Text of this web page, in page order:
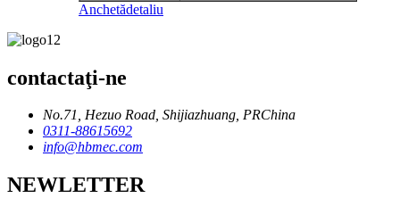
Anchetădetaliu
contactaţi-ne
No.71, Hezuo Road, Shijiazhuang, PRChina
0311-88615692
info@hbmec.com
NEWLETTER